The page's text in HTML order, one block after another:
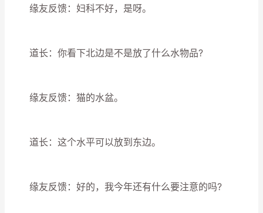
缘友反馈：妇科不好，是呀。
道长：你看下北边是不是放了什么水物品?
缘友反馈：猫的水盆。
道长：这个水平可以放到东边。
缘友反馈：好的，我今年还有什么要注意的吗?